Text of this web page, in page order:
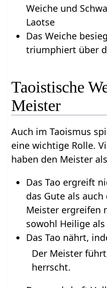
Weiche und
Laotse
Das Weiche
triumphiert über
Taoistische
Meister
Auch im Taoismus
eine wichtige Rolle.
haben den Meister
Das Tao ergreift
das Gute als auch
Meister ergreifen
sowohl Heilige
Das Tao nährt,
Der Meister
herrscht.